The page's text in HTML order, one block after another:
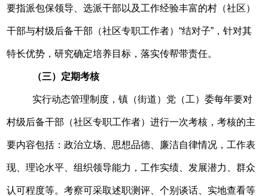
要指派包保领导、选派干部以及工作经验丰富的村（社区）
干部与村级后备干部（社区专职工作者）“结对子”，针对其
特长优势，研究确定培养目标，落实传帮带责任。
（三）定期考核
实行动态管理制度，镇（街道）党（工）委每年要对
村级后备干部（社区专职工作者）进行一次考核，考核的主
要内容包括：政治立场、思想品德、廉洁自律情况，工作表
现、理论水平、组织领导能力，工作实绩、发展潜力、群众
认可程度等。考察可采取述职测评、个别谈话、实地查看等